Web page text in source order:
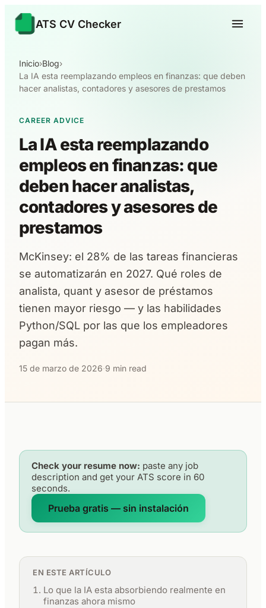
ATS CV Checker
Inicio›Blog›
La IA esta reemplazando empleos en finanzas: que deben
hacer analistas, contadores y asesores de prestamos
CAREER ADVICE
La IA esta reemplazando
empleos en finanzas: que
deben hacer analistas,
contadores y asesores de
prestamos
McKinsey: el 28% de las tareas financieras
se automatizarán en 2027. Qué roles de
analista, quant y asesor de préstamos
tienen mayor riesgo — y las habilidades
Python/SQL por las que los empleadores
pagan más.
15 de marzo de 2026·9 min read
Check your resume now: paste any job
description and get your ATS score in 60
seconds.
Prueba gratis — sin instalación
EN ESTE ARTÍCULO
Lo que la IA esta absorbiendo realmente en
finanzas ahora mismo